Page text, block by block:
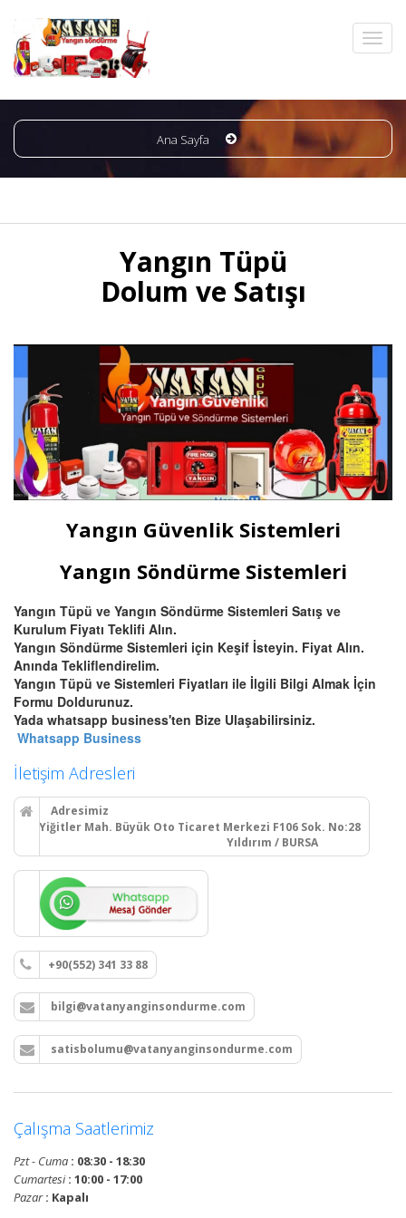
Ana Sayfa
Yangın Tüpü
Dolum ve Satışı
Yangın Güvenlik Sistemleri
Yangın Söndürme Sistemleri
Yangın Tüpü ve Yangın Söndürme Sistemleri Satış ve
Kurulum Fiyatı Teklifi Alın.
Yangın Söndürme Sistemleri için Keşif İsteyin. Fiyat Alın.
Anında Tekliflendirelim.
Yangın Tüpü ve Sistemleri Fiyatları ile İlgili Bilgi Almak İçin
Formu Doldurunuz.
Yada whatsapp business'ten Bize Ulaşabilirsiniz.
Whatsapp Business
İletişim Adresleri
Adresimiz
Yiğitler Mah. Büyük Oto Ticaret Merkezi F106 Sok. No:28
Yıldırım / BURSA
+90(552) 341 33 88
bilgi@vatanyanginsondurme.com
satisbolumu@vatanyanginsondurme.com
Çalışma Saatlerimiz
Pzt - Cuma : 08:30 - 18:30
Cumartesi: 10:00 - 17:00
Pazar: Kapalı